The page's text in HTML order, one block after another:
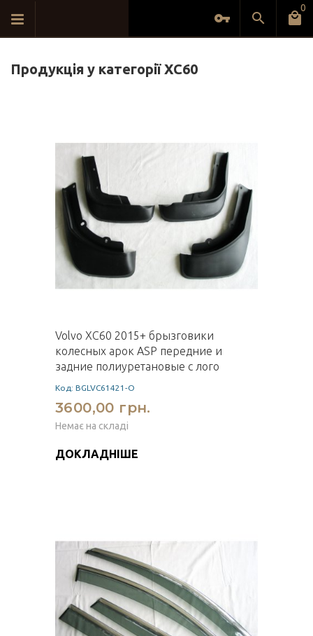
0
Продукція у категорії XC60
Volvo XC60 2015+ брызговики
колесных арок ASP передние и
задние полиуретановые с лого
Код: BGLVC61421-O
3600,00 грн.
Немає на складі
ДОКЛАДНІШЕ